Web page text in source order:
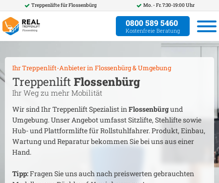
Treppenlifte fürFlossenbürg Mo. - Fr. 7:30-19:00 Uhr
0800 589 5460
Kostenfreie Beratung
Ihr Treppenlift-Anbieter in Flossenbürg& Umgebung
Treppenlift Flossenbürg
Ihr Weg zu mehr Mobilität
Wir sind Ihr Treppenlift Spezialist inFlossenbürgund
Umgebung. Unser Angebot umfasst Sitzlifte, Stehlifte sowie
Hub- und Plattformlifte für Rollstuhlfahrer. Produkt, Einbau,
Wartung und Reparatur bekommen Sie bei uns aus einer
Hand.
Tipp:Fragen Sie uns auch nach preiswerten gebrauchten